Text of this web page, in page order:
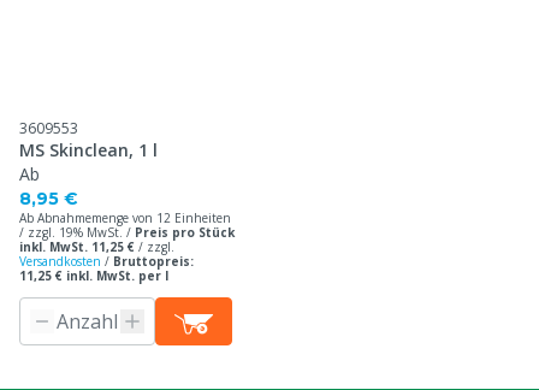
3609553
MS Skinclean, 1 l
Ab
8,95 €
Ab Abnahmemenge von 12 Einheiten
/ zzgl. 19% MwSt. / Preis pro Stück
inkl. MwSt. 11,25 € / zzgl.
Versandkosten / Bruttopreis:
11,25 € inkl. MwSt. per l